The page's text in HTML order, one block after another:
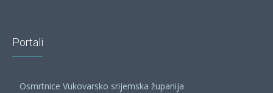
Portali
Osmrtnice Vukovarsko srijemska županija